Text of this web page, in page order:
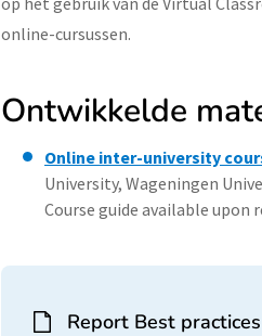
online-cursussen.
Ontwikkelde
Online inter-university
University, Wageningen
Course guide available upon
Report Best